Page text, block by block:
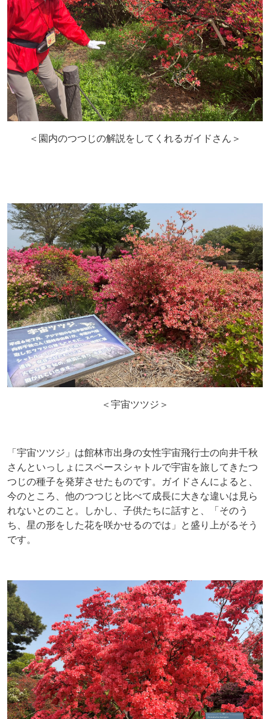
＜園内のつつじの解説をしてくれるガイドさん＞
＜宇宙ツツジ＞
「宇宙ツツジ」は館林市出身の女性宇宙飛行士の向井千秋
さんといっしょにスペースシャトルで宇宙を旅してきたつ
つじの種子を発芽させたものです。ガイドさんによると、
今のところ、他のつつじと比べて成長に大きな違いは見ら
れないとのこと。しかし、子供たちに話すと、「そのう
ち、星の形をした花を咲かせるのでは」と盛り上がるそう
です。